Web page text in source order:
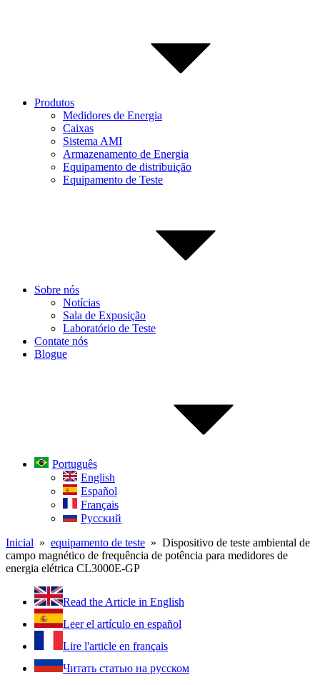
Produtos
Medidores de Energia
Caixas
Sistema AMI
Armazenamento de Energia
Equipamento de distribuição
Equipamento de Teste
Sobre nós
Notícias
Sala de Exposição
Laboratório de Teste
Contate nós
Blogue
Português
English
Español
Français
Русский
Inicial » equipamento de teste » Dispositivo de teste ambiental de
campo magnético de frequência de potência para medidores de
energia elétrica CL3000E-GP
Read the Article in English
Leer el artículo en español
Lire l'article en français
Читать статью на русском